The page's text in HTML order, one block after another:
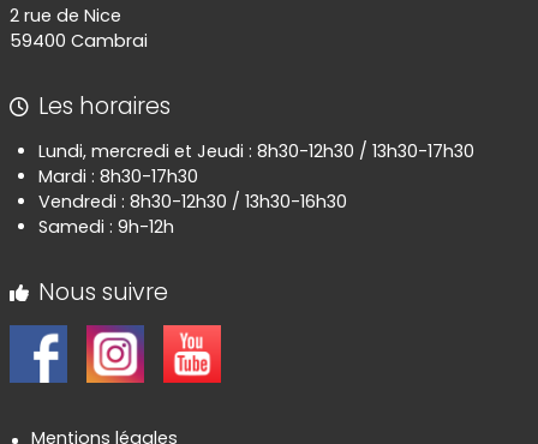
2 rue de Nice
59400 Cambrai
Les horaires
Lundi, mercredi et Jeudi : 8h30-12h30 / 13h30-17h30
Mardi : 8h30-17h30
Vendredi : 8h30-12h30 / 13h30-16h30
Samedi : 9h-12h
Nous suivre
Mentions légales